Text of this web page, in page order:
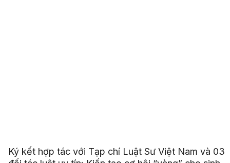
Ký kết hợp tác với Tạp chí Luật Sư Việt Nam và 03